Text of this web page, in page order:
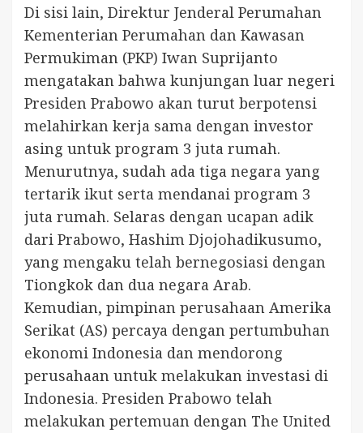
Di sisi lain, Direktur Jenderal Perumahan
Kementerian Perumahan dan Kawasan
Permukiman (PKP) Iwan Suprijanto
mengatakan bahwa kunjungan luar negeri
Presiden Prabowo akan turut berpotensi
melahirkan kerja sama dengan investor
asing untuk program 3 juta rumah.
Menurutnya, sudah ada tiga negara yang
tertarik ikut serta mendanai program 3
juta rumah. Selaras dengan ucapan adik
dari Prabowo, Hashim Djojohadikusumo,
yang mengaku telah bernegosiasi dengan
Tiongkok dan dua negara Arab.
Kemudian, pimpinan perusahaan Amerika
Serikat (AS) percaya dengan pertumbuhan
ekonomi Indonesia dan mendorong
perusahaan untuk melakukan investasi di
Indonesia. Presiden Prabowo telah
melakukan pertemuan dengan The United